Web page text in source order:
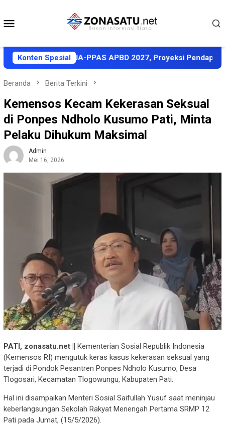
konten
Konten Spesial
Sepakati KUA-PPAS APBD 2027, Proyeksi Pendapatan
Beranda Berita Terkini
Kemensos Kecam Kekerasan Seksual
di Ponpes Ndholo Kusumo Pati, Minta
Pelaku Dihukum Maksimal
Admin
Mei 16, 2026
PATI, zonasatu.net || Kementerian Sosial Republik Indonesia
(Kemensos RI) mengutuk keras kasus kekerasan seksual yang
terjadi di Pondok Pesantren Ponpes Ndholo Kusumo, Desa
Tlogosari, Kecamatan Tlogowungu, Kabupaten Pati.
Hal ini disampaikan Menteri Sosial Saifullah Yusuf saat meninjau
keberlangsungan Sekolah Rakyat Menengah Pertama SRMP 12
Pati pada Jumat, (15/5/2026).